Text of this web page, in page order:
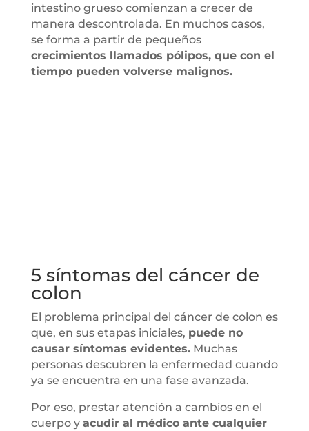
intestino grueso comienzan a crecer de
manera descontrolada. En muchos casos,
se forma a partir de pequeños
crecimientos llamados pólipos, que con el
tiempo pueden volverse malignos.
5 síntomas del cáncer de
colon
El problema principal del cáncer de colon es
que, en sus etapas iniciales, puede no
causar síntomas evidentes.Muchas
personas descubren la enfermedad cuando
ya se encuentra en una fase avanzada.
Por eso, prestar atención a cambios en el
cuerpo y acudir al médico ante cualquier